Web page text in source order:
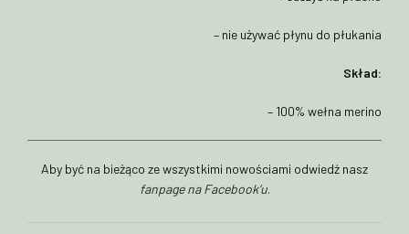
– nie używać płynu do płukania
Skład:
– 100% wełna merino
Aby być na bieżąco ze wszystkimi nowościami odwiedź nasz
fanpage na Facebook’u.